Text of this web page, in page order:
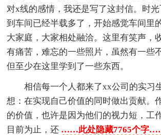
对x线的感情，我还是写了这封信。时
到车间已经半载多了，开始感觉车间里
大家庭，大家相处融洽。这里有笑声，
有痛苦，难忘的一些照片，虽然有一些
但至少在这里学到了一些东西。
相信每一个人都来了xx公司的实习
想：在实现自己价值的同时做出贡献。
的价值，也许是因为他们的视力短，工
目前为止，还 ……此处隐藏7765个字